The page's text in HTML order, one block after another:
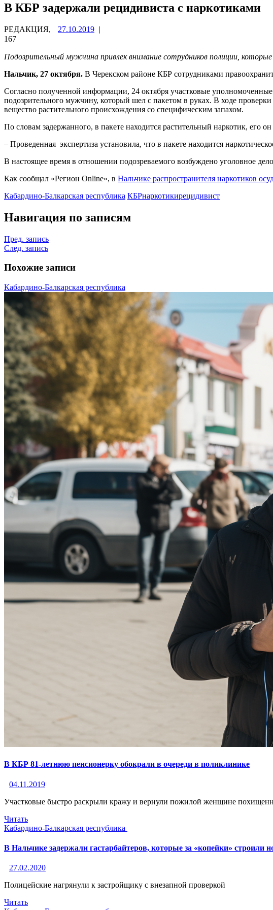
В КБР задержали рецидивиста с наркотиками
РЕДАКЦИЯ, 27.10.2019 |
167
Подозрительный мужчина привлек внимание сотрудников полиции,
Нальчик, 27 октября. В Черекском районе КБР сотрудниками
Согласно полученной информации, 24 октября участковые
подозрительного мужчину, который шел с пакетом в руках. В ходе
вещество растительного происхождения со специфическим запахом.
По словам задержанного, в пакете находится растительный наркотик, его
– Проведенная экспертиза установила, что в пакете находится
В настоящее время в отношении подозреваемого возбуждено уголовное
Как сообщал «Регион Online», в Нальчике распространителя наркотиков
Кабардино-Балкарская республика КБРнаркотикирецидивист
Навигация по записям
Пред. запись
След. запись
Похожие записи
Кабардино-Балкарская республика
В КБР 81-летнюю пенсионерку обокрали в очереди в поликлинике
04.11.2019
Участковые быстро раскрыли кражу и вернули пожилой женщине
Читать
Кабардино-Балкарская республика
В Нальчике задержали гастарбайтеров, которые за «копейки»
27.02.2020
Полицейские нагрянули к застройщику с внезапной проверкой
Читать